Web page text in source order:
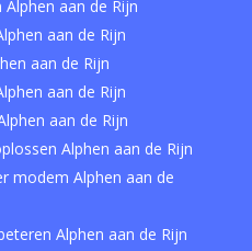
aan de Rijn
aan de Rijn
aan de Rijn
aan de Rijn
aan de Rijn
Alphen aan de Rijn
modem Alphen aan de
Alphen aan de Rijn